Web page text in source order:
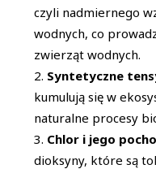
czyli nadmiernego
wodnych, co
zwierząt wodnych.
Syntetyczne
kumulują się w
naturalne procesy
Chlor i jego
dioksyny, które są